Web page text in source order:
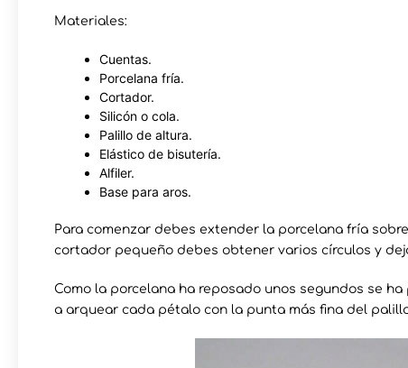
Materiales:
Cuentas.
Porcelana fría.
Cortador.
Silicón o cola.
Palillo de altura.
Elástico de bisutería.
Alfiler.
Base para aros.
Para comenzar debes extender la porcelana fría
cortador pequeño debes obtener varios círculos y
Como la porcelana ha reposado unos segundos se
a arquear cada pétalo con la punta más fina del